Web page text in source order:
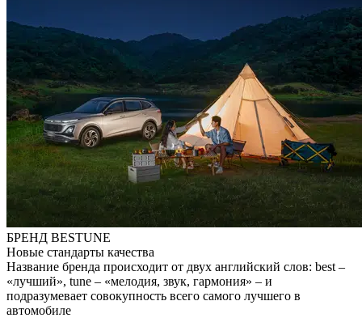
БРЕНД BESTUNE
Новые стандарты качества
Название бренда происходит от двух английский слов: best –
«лучший», tune – «мелодия, звук, гармония» – и
подразумевает совокупность всего самого лучшего в
автомобиле